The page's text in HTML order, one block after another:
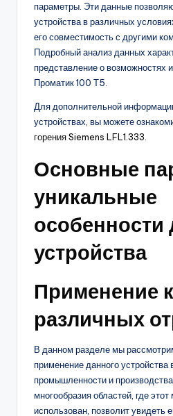
параметры. Эти данные
устройства в различных
его совместимость с другими
Подробный анализ данных
представление о возможностях
Проматик 100 Т5.
Для дополнительной
устройствах, вы можете
горения Siemens LFL1.333
Основные
уникальные
особенности
устройства
Применение
различных
В данном разделе мы
применение данного
промышленности и
многообразия областей, где
использован, позволит увидеть